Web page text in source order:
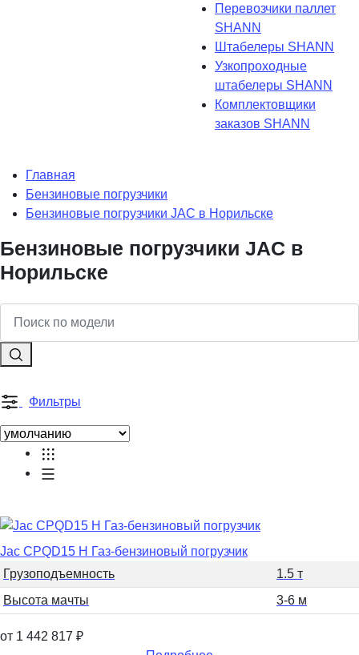
Перевозчики паллет
SHANN
Штабелеры SHANN
Узкопроходные
штабелеры SHANN
Комплектовщики
заказов SHANN
Главная
Бензиновые погрузчики
Бензиновые погрузчики JAC в Норильске
Бензиновые погрузчики JAC в
Норильске
Фильтры
Jac CPQD15 H Газ-бензиновый погрузчик
Грузоподъемность
1.5 т
Высота мачты
3-6 м
от 1 442 817 ₽